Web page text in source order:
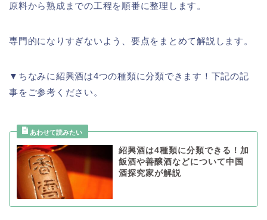
原料から熟成までの工程を順番に整理します。
専門的になりすぎないよう、要点をまとめて解説します。
▼ちなみに紹興酒は4つの種類に分類できます！下記の記
事をご参考ください。
紹興酒は4種類に分類できる！加
飯酒や善醸酒などについて中国
酒探究家が解説